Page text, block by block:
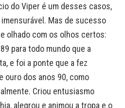
do Viper é um desses casos,
Mas de sucesso
olhado com os olhos certos:
para todo mundo que a
e foi a ponte que a fez
ouro dos anos 90, como
Criou entusiasmo
alegrou e animou a tropa e o